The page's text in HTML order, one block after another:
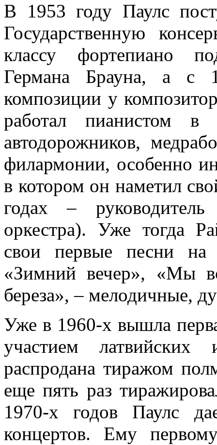
В 1953 году Паулс
Государственную
классу фортепиано
Германа Брауна, а с
композиции у
работал пианистом в
автодорожников,
филармонии, особенно
в котором он наметил
годах –
оркестра). Уже тогда
свои первые песни на
«Зимний вечер», «Мы
береза», – мелодичные,
Уже в 1960-х вышла
участием латвийских
распродана тиражом
еще пять раз
1970-х годов Паулс
концертов. Ему